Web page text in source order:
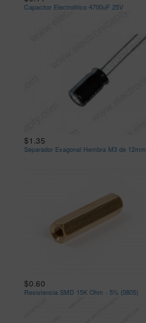
Capacitor Electrolitico 4700uF 25V
$1.35
Separador Exagonal Hembra M3 de 12mm
$0.60
Resistencia SMD 15K Ohm - 5% (0805)